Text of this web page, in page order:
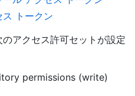
ス トークン
アクセス許可セットが設定
permissions (write)